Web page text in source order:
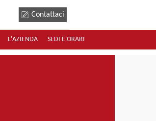
Contattaci
L'AZIENDA SEDI E ORARI